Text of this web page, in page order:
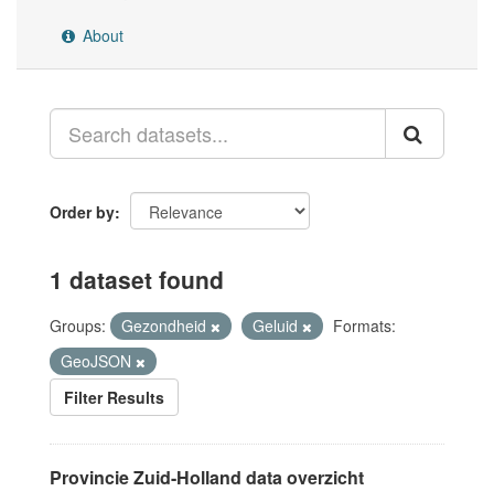
About
Order by
1 dataset found
Groups: Gezondheid Geluid
Formats:
GeoJSON
Filter Results
Provincie Zuid-Holland data overzicht